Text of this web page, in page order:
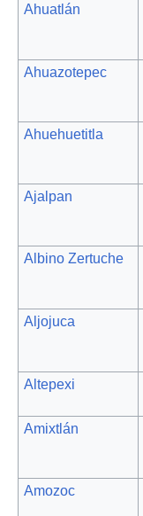
Ahuatlán
Ahuazotepec
Ahuehuetitla
Ajalpan
Albino Zertuche
Aljojuca
Altepexi
Amixtlán
Amozoc